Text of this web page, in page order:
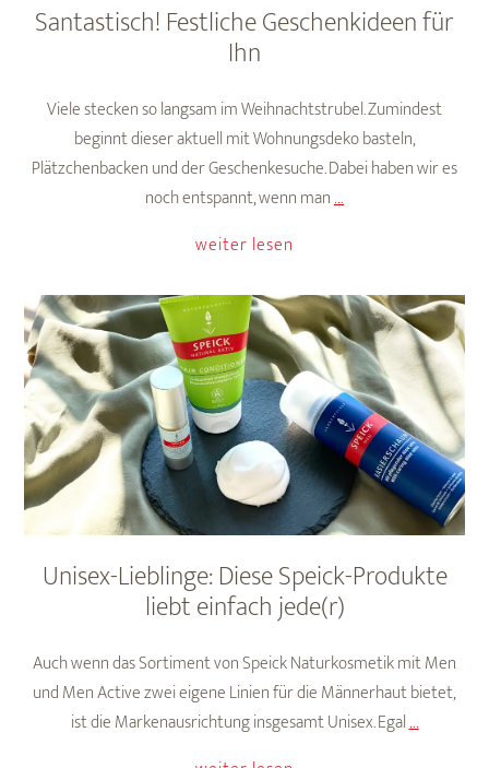
Santastisch! Festliche Geschenkideen für
Ihn
Viele stecken so langsam im Weihnachtstrubel. Zumindest
beginnt dieser aktuell mit Wohnungsdeko basteln,
Plätzchenbacken und der Geschenkesuche. Dabei haben wir es
noch entspannt, wenn man…Santastisch!
Ihn
weiter lesen
Unisex-Lieblinge: Diese Speick-Produkte
liebt einfach jede(r)
Auch wenn das Sortiment von Speick Naturkosmetik mit Men
und Men Active zwei eigene Linien für die Männerhaut bietet,
ist die Markenausrichtung insgesamt Unisex. Egal…Unisex-